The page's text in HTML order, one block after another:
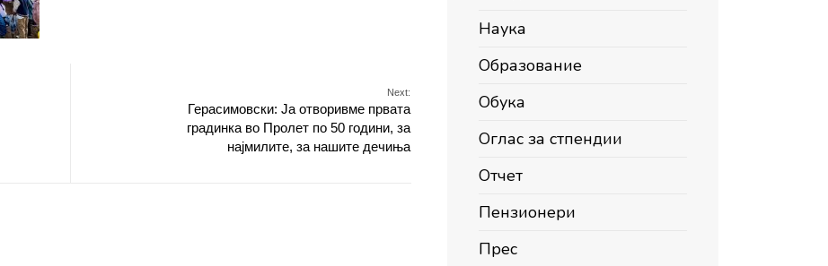
Next:
Герасимовски: Ја отворивме првата
градинка во Пролет по 50 години, за
најмилите, за нашите дечиња
Наука
Образование
Обука
Оглас за стпендии
Отчет
Пензионери
Прес